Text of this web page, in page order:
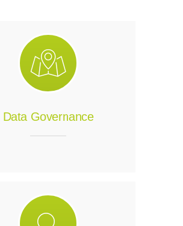
Data Governance